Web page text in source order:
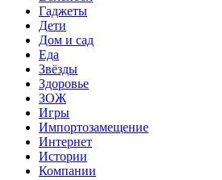
Гаджеты
Дети
Дом и сад
Еда
Звёзды
Здоровье
ЗОЖ
Игры
Импортозамещение
Интернет
Истории
Компании